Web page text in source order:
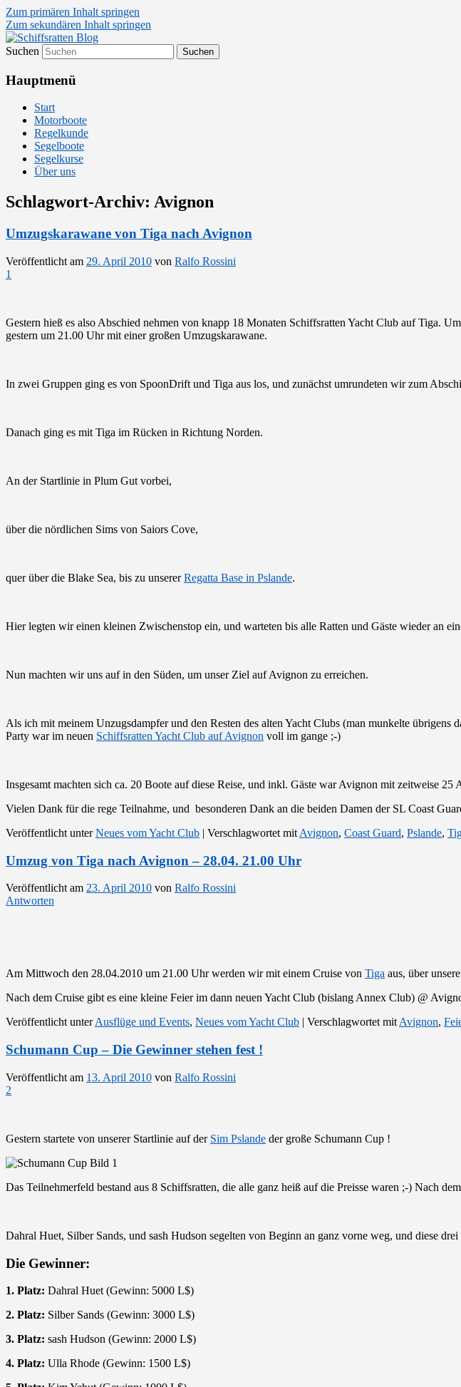
Zum primären Inhalt springen
Zum sekundären Inhalt springen
Schiffsratten Blog
Segelsport in Second Life
Suchen
Hauptmenü
Start
Motorboote
Regelkunde
Segelboote
Segelkurse
Über uns
Schlagwort-Archiv: Avignon
Umzugskarawane von Tiga nach Avignon
Veröffentlicht am 29. April 2010 von Ralfo Rossini
1
Gestern hieß es also Abschied nehmen von knapp 18 Monaten Schiffsratten Yacht Club auf Tiga.
gestern um 21.00 Uhr mit einer großen Umzugskarawane.
In zwei Gruppen ging es von SpoonDrift und Tiga aus los, und zunächst umrundeten wir zum
Danach ging es mit Tiga im Rücken in Richtung Norden.
An der Startlinie in Plum Gut vorbei,
über die nördlichen Sims von Saiors Cove,
quer über die Blake Sea, bis zu unsererRegatta Base in Pslande.
Hier legten wir einen kleinen Zwischenstop ein, und warteten bis alle Ratten und Gäste wieder an
Nun machten wir uns auf in den Süden, um unser Ziel auf Avignon zu erreichen.
Als ich mit meinem Unzugsdampfer und den Resten des alten Yacht Clubs (man munkelte
Party war im neuen Schiffsratten Yacht Club auf Avignon voll im gange ;-)
Insgesamt machten sich ca. 20 Boote auf diese Reise, und inkl. Gäste war Avignon mit zeitweise
Vielen Dank für die rege Teilnahme, und besonderen Dank an die beiden Damen der SL Coast
Veröffentlicht unter Neues vom Yacht Club | Verschlagwortet mit Avignon, Coast Guard, Pslande,
Umzug von Tiga nach Avignon – 28.04. 21.00 Uhr
Veröffentlicht am 23. April 2010 von Ralfo Rossini
Antworten
Am Mittwoch den 28.04.2010 um 21.00 Uhr werden wir mit einem Cruise von Tiga aus, über unsere
Nach dem Cruise gibt es eine kleine Feier im dann neuen Yacht Club (bislang Annex Club) @
Veröffentlicht unterAusflüge und Events, Neues vom Yacht Club | Verschlagwortet mitAvignon,
Schumann Cup – Die Gewinner stehen fest !
Veröffentlicht am 13. April 2010 von Ralfo Rossini
2
Gestern startete von unserer Startlinie auf der Sim Pslande der große Schumann Cup !
Das Teilnehmerfeld bestand aus 8 Schiffsratten, die alle ganz heiß auf die Preisse waren ;-) Nach
Dahral Huet, Silber Sands, und sash Hudson segelten von Beginn an ganz vorne weg, und diese
Die Gewinner:
1. Platz: Dahral Huet (Gewinn: 5000 L$)
2. Platz: Silber Sands (Gewinn: 3000 L$)
3. Platz: sash Hudson (Gewinn: 2000 L$)
4. Platz: Ulla Rhode (Gewinn: 1500 L$)